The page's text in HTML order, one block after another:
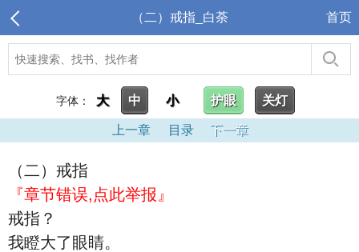
（二）戒指_白荼 首页
字体： 大 中 小 护眼 关灯
上一章 目录 下一章
（二）戒指
『章节错误,点此举报』
戒指？
我瞪大了眼睛。